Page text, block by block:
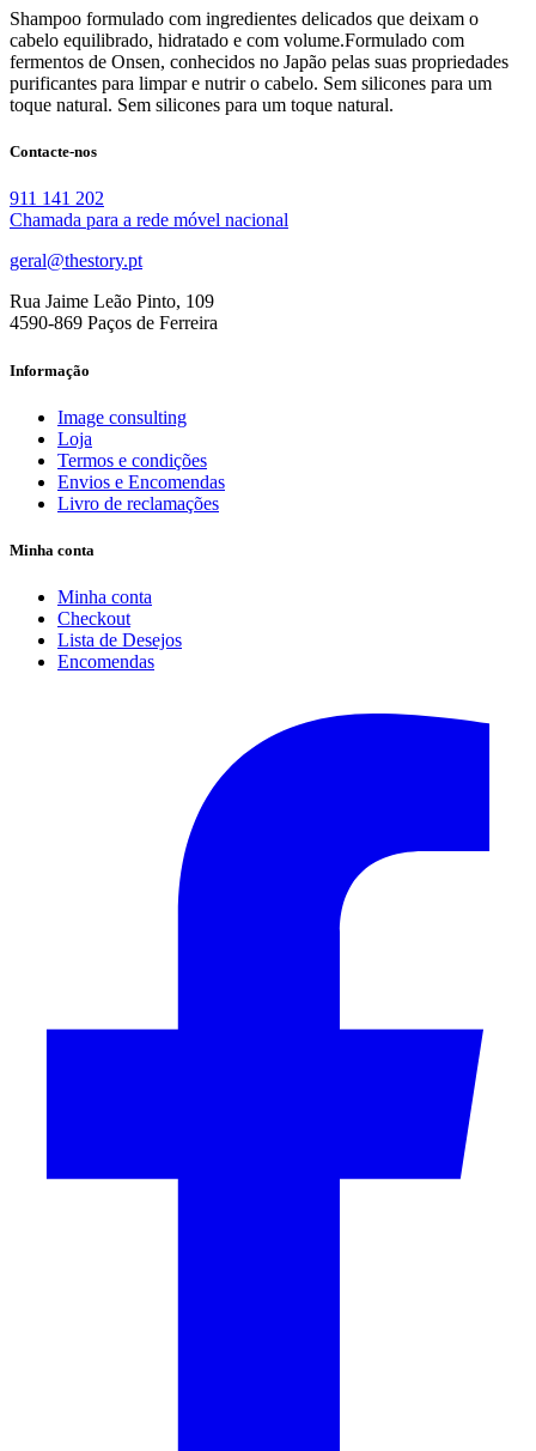
Shampoo formulado com ingredientes delicados que deixam o
cabelo equilibrado, hidratado e com volume.Formulado com
fermentos de Onsen, conhecidos no Japão pelas suas propriedades
purificantes para limpar e nutrir o cabelo. Sem silicones para um
toque natural. Sem silicones para um toque natural.
Contacte-nos
911 141 202
Chamada para a rede móvel nacional
geral@thestory.pt
Rua Jaime Leão Pinto, 109
4590-869 Paços de Ferreira
Informação
Image consulting
Loja
Termos e condições
Envios e Encomendas
Livro de reclamações
Minha conta
Minha conta
Checkout
Lista de Desejos
Encomendas